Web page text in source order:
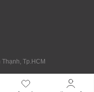
Tp.HCM